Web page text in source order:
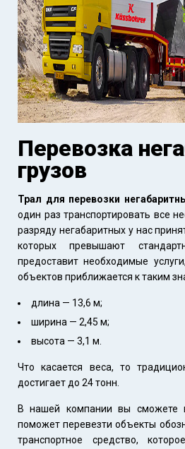
Перевозка
грузов
Трал для перевозки
один раз транспортировать все
разряду негабаритных у нас
которых превышают
предоставит необходимые
объектов приближается к таким
длина — 13,6 м;
ширина — 2,45 м;
высота — 3,1 м.
Что касается веса, то
достигает до 24 тонн.
В нашей компании вы сможете
поможет перевезти объекты
транспортное средство,